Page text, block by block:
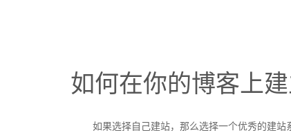
如何在你的博客上
如果选择自己建站，那么选择一个优秀的建站